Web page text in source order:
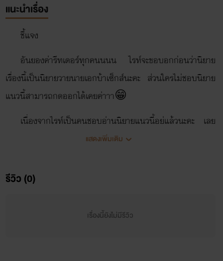
แนะนำเรื่อง
ชี้แจง
อันยองค่ารีทเดอร์ทุกคนนนน ไรท์จะขอบอกก่อนว่านิยาย
เรื่องนี้เป็นนิยายวายนายเอกบ้าเซ็กส์นะคะ ส่วนใครไม่ชอบนิยาย
แนวนี้สามารถกดออกได้เคยค่าาา😁
เนื่องจากไรท์เป็นคนชอบอ่านนิยายแนวนี้อยู่แล้วนะคะ เลย
อยากลองมาแต่งดู แต่งเพื่ออะไรน่ะหรออ๋อออเพื่อสนองความ
เรื่องแรกของไรท์ค่ะ แฮร่~~~~ ถ้าเวลาดำเนินเรื่องอักขระหรือ
ไว้ ณ.ที่นี้ด้วยนะคะ🙏🙏🙏
แสดงเพิ่มเติม
รีวิว (0)
เรื่องนี้ยังไม่มีรีวิว